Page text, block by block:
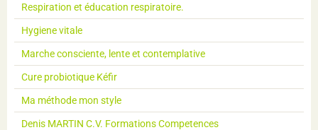
Respiration et éducation respiratoire.
Hygiene vitale
Marche consciente, lente et contemplative
Cure probiotique Kéfir
Ma méthode mon style
Denis MARTIN C.V. Formations Competences